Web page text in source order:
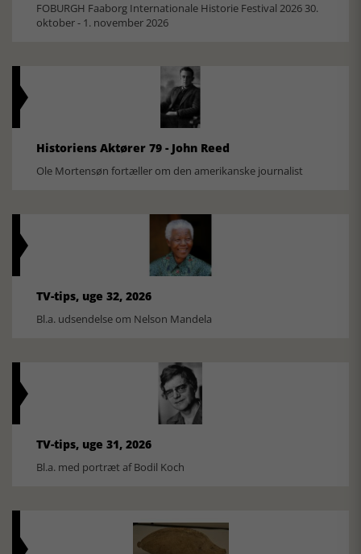
FOBURGH Faaborg Internationale Historie Festival 2026 30.
oktober - 1. november 2026
Historiens Aktører 79 - John Reed
Ole Mortensøn fortæller om den amerikanske journalist
TV-tips, uge 32, 2026
Bl.a. udsendelse om Nelson Mandela
TV-tips, uge 31, 2026
Bl.a. med portræt af Bodil Koch